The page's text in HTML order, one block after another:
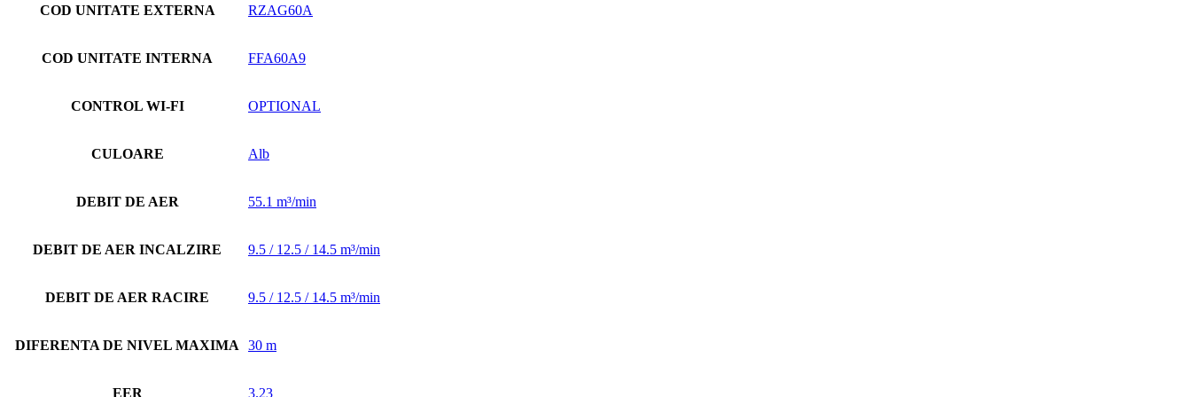
COD UNITATE EXTERNA RZAG60A
COD UNITATE INTERNA FFA60A9
CONTROL WI-FI OPTIONAL
CULOARE Alb
DEBIT DE AER 55.1 m³/min
DEBIT DE AER INCALZIRE 9.5 / 12.5 / 14.5 m³/min
DEBIT DE AER RACIRE 9.5 / 12.5 / 14.5 m³/min
DIFERENTA DE NIVEL MAXIMA 30 m
EER 3.23